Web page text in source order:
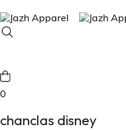
0
chanclas disney